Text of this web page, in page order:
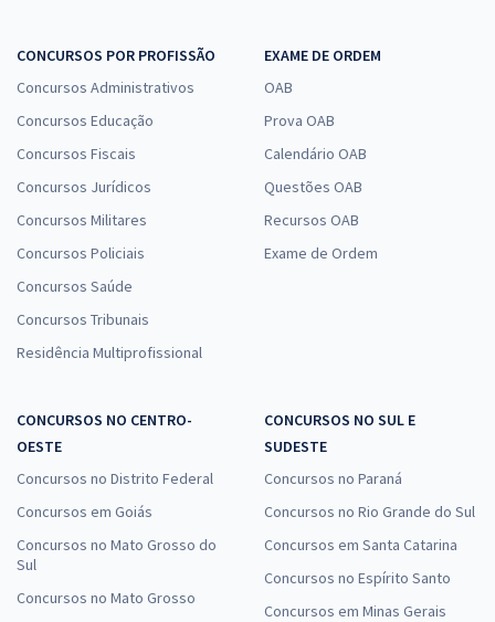
CONCURSOS POR PROFISSÃO
Concursos Administrativos
Concursos Educação
Concursos Fiscais
Concursos Jurídicos
Concursos Militares
Concursos Policiais
Concursos Saúde
Concursos Tribunais
Residência Multiprofissional
EXAME DE ORDEM
OAB
Prova OAB
Calendário OAB
Questões OAB
Recursos OAB
Exame de Ordem
CONCURSOS NO CENTRO-
OESTE
Concursos no Distrito Federal
Concursos em Goiás
Concursos no Mato Grosso do
Sul
Concursos no Mato Grosso
CONCURSOS NO SUL E
SUDESTE
Concursos no Paraná
Concursos no Rio Grande do Sul
Concursos em Santa Catarina
Concursos no Espírito Santo
Concursos em Minas Gerais